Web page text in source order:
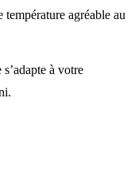
température agréable au
à votre